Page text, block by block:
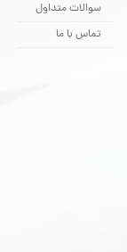
سوالات متداول
تماس با ما